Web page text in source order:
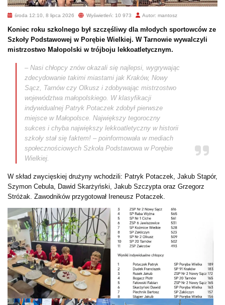
środa 12:10, 8 lipca 2026 Wyświetleń: 10 973 Autor: mantosz
Koniec roku szkolnego był szczęśliwy dla młodych sportowców ze
Szkoły Podstawowej w Porębie Wielkiej. W Tarnowie wywalczyli
mistrzostwo Małopolski w trójboju lekkoatletycznym.
– Nasi chłopcy znów okazali się najlepsi, wygrywając
zdecydowanie takimi miastami jak Kraków, Nowy
Sącz, Tarnów czy Olkusz i zdobywając mistrzostwo
województwa małopolskiego. W klasyfikacji
indywidualnej Patryk Potaczek zdobył pierwsze
miejsce w Małopolsce. Największy tegoroczny
sukces i chyba największy lekkoatletyczny w historii
szkoły stał się faktem! – poinformowała w mediach
społecznościowych Szkoła Podstawowa w Porębie
Wielkiej.
W skład zwycięskiej drużyny wchodzili: Patryk Potaczek, Jakub Stąpór,
Szymon Cebula, Dawid Skarżyński, Jakub Szczypta oraz Grzegorz
Stróżak. Zawodników przygotował Ireneusz Potaczek.